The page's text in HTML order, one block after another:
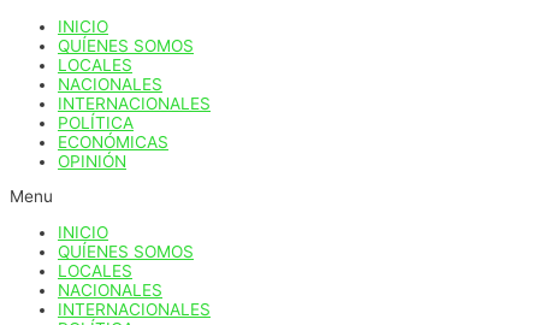
contenido
INICIO
QUÍENES SOMOS
LOCALES
NACIONALES
INTERNACIONALES
POLÍTICA
ECONÓMICAS
OPINIÓN
Menu
INICIO
QUÍENES SOMOS
LOCALES
NACIONALES
INTERNACIONALES